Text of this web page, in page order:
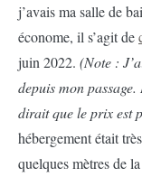
j’avais ma salle de
économe, il s’agit de
juin 2022. (Note :
depuis mon
dirait que le prix est
hébergement était
quelques mètres de